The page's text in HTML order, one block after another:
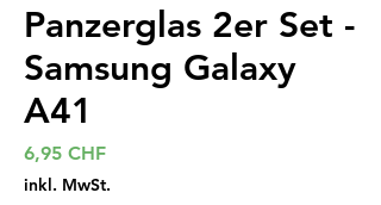
Panzerglas 2er Set -
Samsung Galaxy
A41
6,95 CHFPreis
inkl. MwSt.